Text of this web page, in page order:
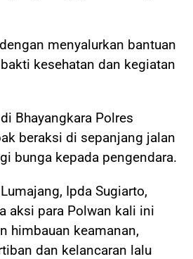
menyalurkan bantuan
kesehatan dan kegiatan
Bhayangkara Polres
beraksi di sepanjang jalan
bunga kepada pengendara.
Ipda Sugiarto,
aksi para Polwan kali ini
himbauan keamanan,
dan kelancaran lalu